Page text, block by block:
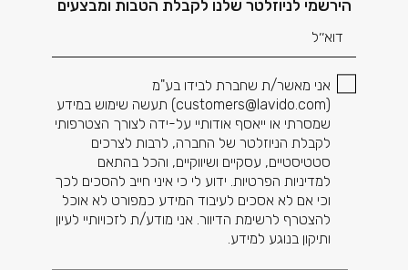
הירשמי לניוזלטר שלנו לקבלת הטבות ומבצעים
דוא׳׳ל
אני מאשר/ת שחברת לבידו בע"מ
(
customers@lavido.com) תעשה שימוש במידע
שמסרתי או ייאסף אודותיי על-ידה לצורך הצטרפותי
לקבלת הניוזלטר של החברה, לרבות לצרכים
סטטיסטיים, עסקיים ושיווקיים, והכל בהתאם
למדיניות הפרטיות. ידוע לי כי איני חייב להסכים לכך
וכי אם לא אסכים לעיבוד המידע כמפורט לא אוכל
להצטרף לרשימת הדיוור. אני מודע/ת לזכויותיי לעיון
ותיקון בנוגע למידע.